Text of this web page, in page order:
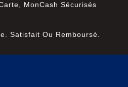
MonCash Sécurisés
Satisfait Ou Remboursé.